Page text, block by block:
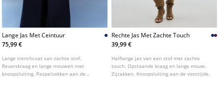
Lange Jas Met Ceintuur
75,99 €
Lange trenchcoat van zachte stof.
Reverskraag en lange mouwen met
knoopsluiting. Paspelzakken aan de
Rechte Jas Met Zachte Touch
39,99 €
Halflange jas van een stof met zachte
touch. Opstaande kraag en lange mouw.
Zijzakken. Knoopsluiting aan de voorzijde.